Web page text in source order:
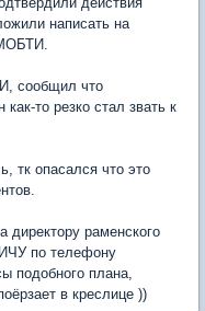
написать на
сообщил что
то резко стал звать к
тк опасался что это
директору раменского
по телефону
подобного плана,
в креслице ))